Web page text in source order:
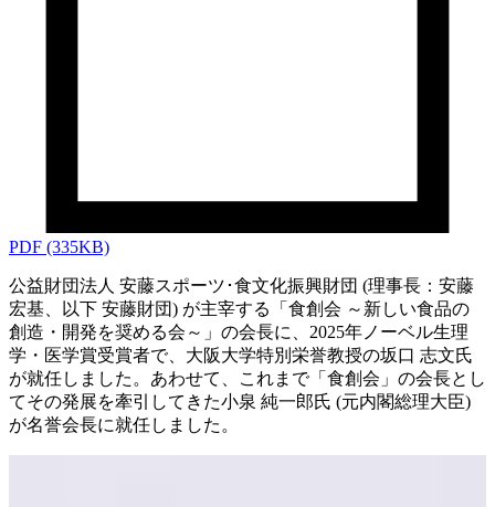
PDF (335KB)
公益財団法人 安藤スポーツ･食文化振興財団 (理事長：安藤
宏基、以下 安藤財団) が主宰する「食創会 ～新しい食品の
創造・開発を奨める会～」の会長に、2025年ノーベル生理
学・医学賞受賞者で、大阪大学特別栄誉教授の坂口 志文氏
が就任しました。あわせて、これまで「食創会」の会長とし
てその発展を牽引してきた小泉 純一郎氏 (元内閣総理大臣)
が名誉会長に就任しました。